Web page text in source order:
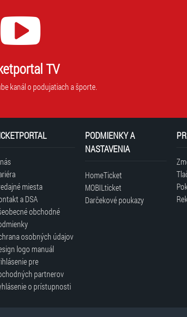
TV
kanál o podujatiach a športe.
miesta
a DSA
obchodné
osobných údajov
logo manuál
pre
partnerov
o prístupnosti
PODMIENKY A
NASTAVENIA
HomeTicket
MOBILticket
Darčekové poukazy